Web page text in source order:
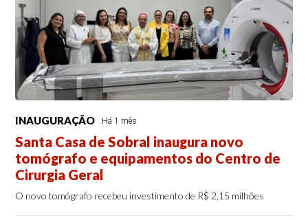
INAUGURAÇÃO Há 1 mês
Santa Casa de Sobral inaugura novo
tomógrafo e equipamentos do Centro de
Cirurgia Geral
O novo tomógrafo recebeu investimento de R$ 2,15 milhões